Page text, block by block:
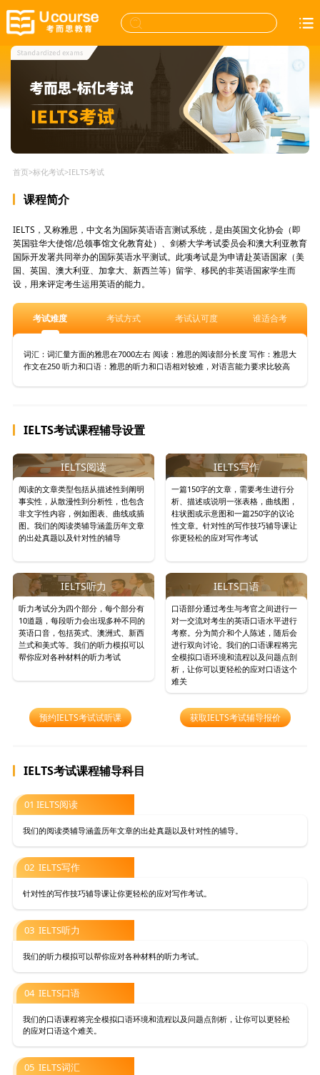
首页>标化考试>IELTS考试
课程简介
IELTS，又称雅思，中文名为国际英语语言测试系统，是由英国文化协会（即
英国驻华大使馆/总领事馆文化教育处）、剑桥大学考试委员会和澳大利亚教育
国际开发署共同举办的国际英语水平测试。此项考试是为申请赴英语国家（美
国、英国、澳大利亚、加拿大、新西兰等）留学、移民的非英语国家学生而
设，用来评定考生运用英语的能力。
考试难度 考试方式 考试认可度 谁适合考
词汇：词汇量方面的雅思在7000左右 阅读：雅思的阅读部分长度 写作：雅思大
作文在250 听力和口语：雅思的听力和口语相对较难，对语言能力要求比较高
IELTS考试课程辅导设置
IELTS阅读
阅读的文章类型包括从描述性到阐明
事实性，从散漫性到分析性，也包含
非文字性内容，例如图表、曲线或插
图。我们的阅读类辅导涵盖历年文章
的出处真题以及针对性的辅导
IELTS写作
一篇150字的文章，需要考生进行分
析、描述或说明一张表格，曲线图，
柱状图或示意图和一篇250字的议论
性文章。针对性的写作技巧辅导课让
你更轻松的应对写作考试
IELTS听力
听力考试分为四个部分，每个部分有
10道题，每段听力会出现多种不同的
英语口音，包括英式、澳洲式、新西
兰式和美式等。我们的听力模拟可以
帮你应对各种材料的听力考试
IELTS口语
口语部分通过考生与考官之间进行一
对一交流对考生的英语口语水平进行
考察。分为简介和个人陈述，随后会
进行双向讨论。我们的口语课程将完
全模拟口语环境和流程以及问题点剖
析，让你可以更轻松的应对口语这个
难关
预约IELTS考试试听课 获取IELTS考试辅导报价
IELTS考试课程辅导科目
01 IELTS阅读
我们的阅读类辅导涵盖历年文章的出处真题以及针对性的辅导。
02 IELTS写作
针对性的写作技巧辅导课让你更轻松的应对写作考试。
03 IELTS听力
我们的听力模拟可以帮你应对各种材料的听力考试。
04 IELTS口语
我们的口语课程将完全模拟口语环境和流程以及问题点剖析，让你可以更轻松
的应对口语这个难关。
05 IELTS词汇